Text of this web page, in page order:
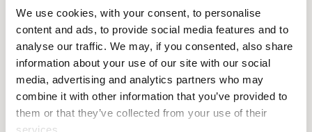
We use cookies, with your consent, to personalise
content and ads, to provide social media features and to
analyse our traffic. We may, if you consented, also share
information about your use of our site with our social
media, advertising and analytics partners who may
combine it with other information that you’ve provided to
them or that they’ve collected from your use of their
services.
Sjuksköterska
072-3895816